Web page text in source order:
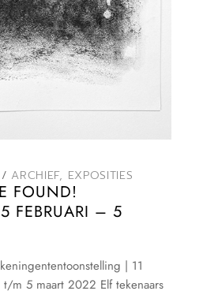
ARCHIEF, EXPOSITIES
FOUND!
FEBRUARI – 5
| 11
m 5 maart 2022 Elf tekenaars